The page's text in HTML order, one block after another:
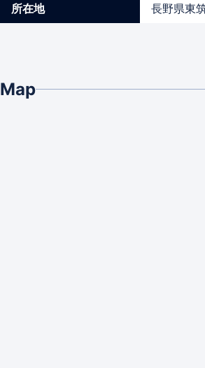
所在地 長野県東
Map